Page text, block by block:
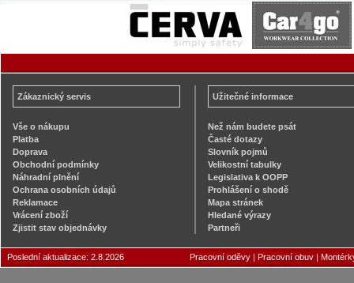
Zákaznický servis
Vše o nákupu
Platba
Doprava
Obchodní podmínky
Náhradní plnění
Ochrana osobních údajů
Reklamace
Vrácení zboží
Zjistit stav objednávky
Užitečné informace
Než nám budete psát
Časté dotazy
Slovník pojmů
Velikostní tabulky
Legislativa k OOPP
Prohlášení o shodě
Mapa stránek
Hledané výrazy
Partneři
Poslední aktualizace: 2.8.2026 Pracovní oděvy | Pracovní obuv |